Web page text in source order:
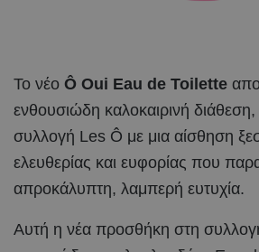
Το νέο Ô Oui Eau de Toilette
ενθουσιώδη καλοκαιρινή διάθεση,
συλλογή Les Ô με μια αίσθηση
ελευθερίας και ευφορίας που
απροκάλυπτη, λαμπερή ευτυχία.
Αυτή η νέα προσθήκη στη